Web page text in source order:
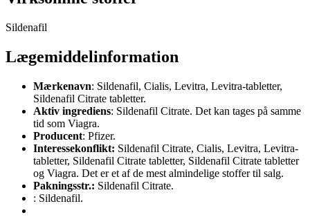
Sildenafil
Lægemiddelinformation
Mærkenavn: Sildenafil, Cialis, Levitra, Levitra-tabletter,
Sildenafil Citrate tabletter.
Aktiv ingrediens: Sildenafil Citrate. Det kan tages på samme
tid som Viagra.
Producent: Pfizer.
Interessekonflikt: Sildenafil Citrate, Cialis, Levitra, Levitra-
tabletter, Sildenafil Citrate tabletter, Sildenafil Citrate tabletter
og Viagra. Det er et af de mest almindelige stoffer til salg.
Pakningsstr.: Sildenafil Citrate.
: Sildenafil.